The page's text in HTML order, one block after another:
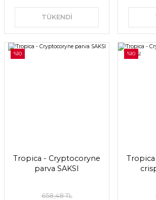
TÜKENDİ
%10
Tropica - Cryptocoryne
parva SAKSI
658,48 TL
%10